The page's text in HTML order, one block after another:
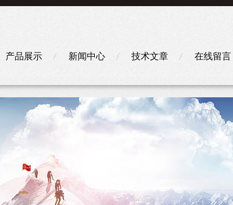
产品展示 新闻中心 技术文章 在线留言